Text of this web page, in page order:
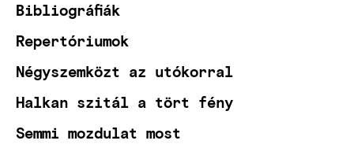
Bibliográfiák
Repertóriumok
Négyszemközt az utókorral
Halkan szitál a tört fény
Semmi mozdulat most